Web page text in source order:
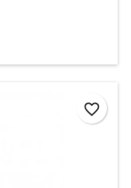
favorite_border